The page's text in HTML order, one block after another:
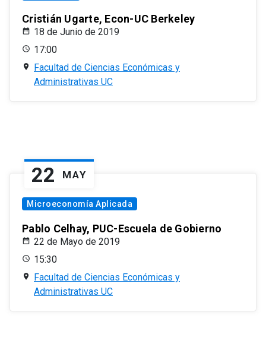
Cristián Ugarte, Econ-UC Berkeley
18 de Junio de 2019
17:00
Facultad de Ciencias Económicas y
Administrativas UC
22 MAY
Microeconomía Aplicada
Pablo Celhay, PUC-Escuela de Gobierno
22 de Mayo de 2019
15:30
Facultad de Ciencias Económicas y
Administrativas UC